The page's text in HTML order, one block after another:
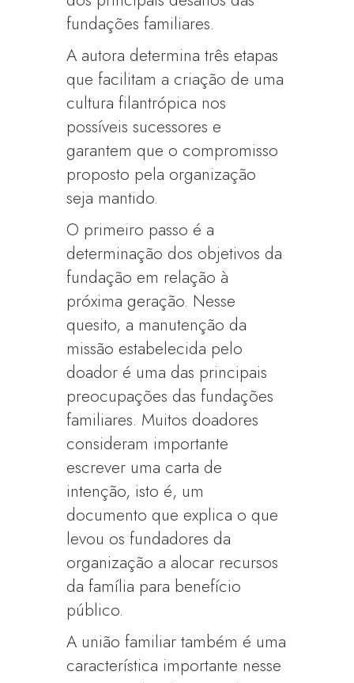
fundações familiares.
A autora determina três etapas
que facilitam a criação de uma
cultura filantrópica nos
possíveis sucessores e
garantem que o compromisso
proposto pela organização
seja mantido.
O primeiro passo é a
determinação dos objetivos da
fundação em relação à
próxima geração. Nesse
quesito, a manutenção da
missão estabelecida pelo
doador é uma das principais
preocupações das fundações
familiares. Muitos doadores
consideram importante
escrever uma carta de
intenção, isto é, um
documento que explica o que
levou os fundadores da
organização a alocar recursos
da família para benefício
público.
A união familiar também é uma
característica importante nesse